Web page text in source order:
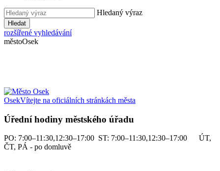
Hledaný výraz
Hledat
rozšířené vyhledávání
městoOsek
OsekVítejte na oficiálních stránkách města
Úřední hodiny městského úřadu
PO: 7:00–11:30,12:30–17:00 ST: 7:00–11:30,12:30–17:00 ÚT,
ČT, PÁ - po domluvě